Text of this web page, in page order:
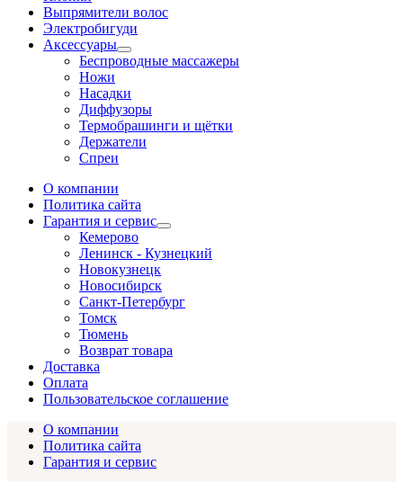
Выпрямители волос
Электробигуди
Аксессуары
Беспроводные массажеры
Ножи
Насадки
Диффузоры
Термобрашинги и щётки
Держатели
Спреи
О компании
Политика сайта
Гарантия и сервис
Кемерово
Ленинск - Кузнецкий
Новокузнецк
Новосибирск
Санкт-Петербург
Томск
Тюмень
Возврат товара
Доставка
Оплата
Пользовательское соглашение
О компании
Политика сайта
Гарантия и сервис